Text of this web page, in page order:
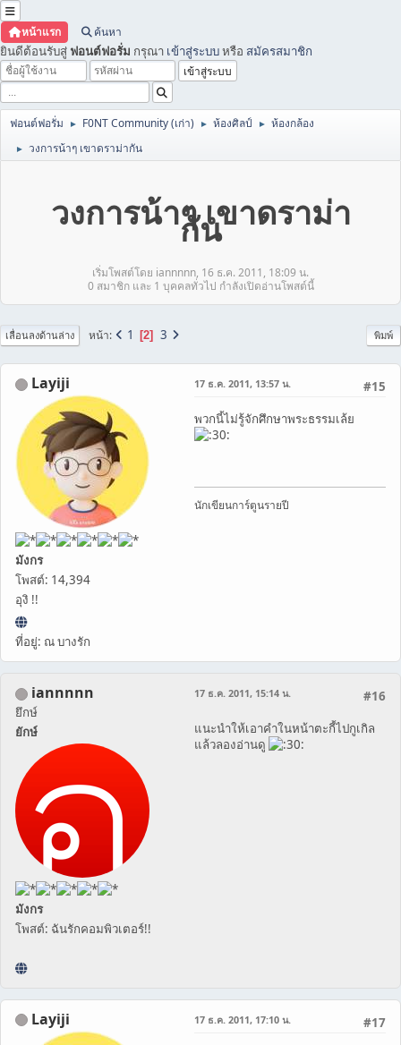
หน้าแรก ค้นหา
ยินดีต้อนรับสู่ ฟอนต์ฟอรั่ม กรุณา เข้าสู่ระบบหรือ สมัครสมาชิก
ฟอนต์ฟอรั่ม ► F0NT Community (เก่า) ► ห้องศิลป์ ► ห้องกล้อง
► วงการน้าๆ เขาดราม่ากัน
วงการน้าๆ เขาดราม่า
กัน
เริ่มโพสต์โดย iannnnn, 16 ธ.ค. 2011, 18:09 น.
0 สมาชิก และ 1 บุคคลทั่วไป กำลังเปิดอ่านโพสต์นี้
พิมพ์
เลื่อนลงด้านล่าง หน้า 1 2 3
Layiji
มังกร
โพสต์: 14,394
อุงิ !!
ที่อยู่: ณ บางรัก
#15
17 ธ.ค. 2011, 13:57 น.
พวกนี้ไม่รู้จักศึกษาพระธรรมเล้ย
นักเขียนการ์ตูนรายปี
iannnnn
ยึกษ์
ยักษ์
มังกร
โพสต์: ฉันรักคอมพิวเตอร์!!
#16
17 ธ.ค. 2011, 15:14 น.
แนะนำให้เอาคำในหน้าตะกี้ไปกูเกิล
แล้วลองอ่านดู
Layiji #17
17 ธ.ค. 2011, 17:10 น.